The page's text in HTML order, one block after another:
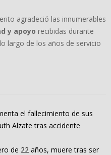
agradeció las innumerables
y apoyo recibidas durante
largo de los años de servicio
el fallecimiento de sus
Alzate tras accidente
de 22 años, muere tras ser